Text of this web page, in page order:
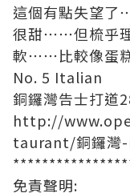
這個有點失望
很甜⋯⋯但梳乎
軟⋯⋯比較像蛋
No. 5 Italian
銅鑼灣告士打道
http://
taurant/銅鑼灣
免責聲明: